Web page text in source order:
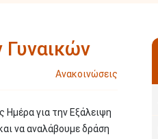
Γυναικών
Ανακοινώσεις
Ημέρα για την Εξάλειψη
να αναλάβουμε δράση